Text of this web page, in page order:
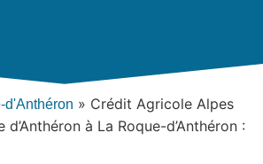
d'Anthéron » Crédit Agricole Alpes
d’Anthéron à La Roque-d’Anthéron :